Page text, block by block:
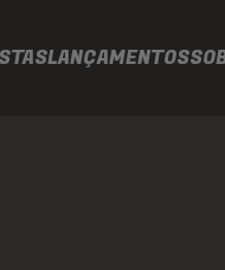
LANÇAMENTOS